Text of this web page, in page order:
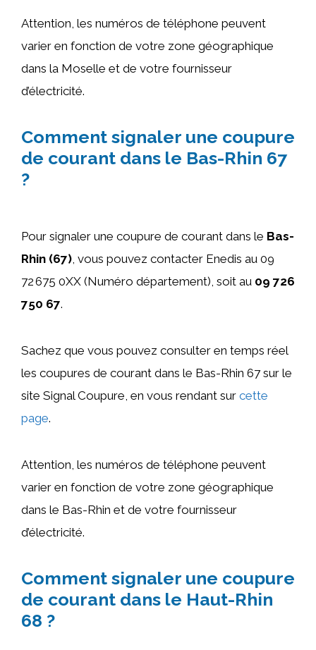
Attention, les numéros de téléphone peuvent
varier en fonction de votre zone géographique
dans la Moselle et de votre fournisseur
d’électricité.
Comment signaler une coupure
de courant dans le Bas-Rhin 67
?
Pour signaler une coupure de courant dans le Bas-
Rhin (67), vous pouvez contacter Enedis au 09
72 675 0XX (Numéro département), soit au 09 726
750 67.
Sachez que vous pouvez consulter en temps réel
les coupures de courant dans le Bas-Rhin 67 sur le
site Signal Coupure, en vous rendant sur cette
page.
Attention, les numéros de téléphone peuvent
varier en fonction de votre zone géographique
dans le Bas-Rhin et de votre fournisseur
d’électricité.
Comment signaler une coupure
de courant dans le Haut-Rhin
68 ?